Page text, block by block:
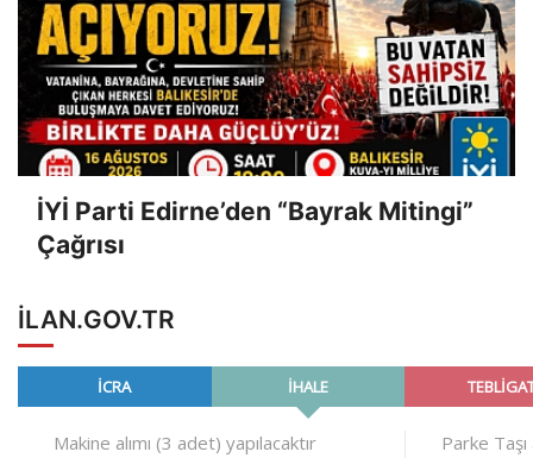
İYİ Parti Edirne’den “Bayrak Mitingi”
Çağrısı
ILAN.GOV.TR